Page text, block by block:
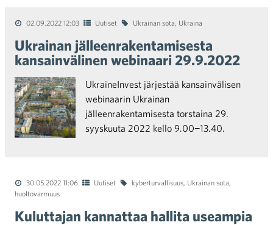
02.09.2022 12:03 Uutiset Ukrainan sota, Ukraina
Ukrainan jälleenrakentamisesta
kansainvälinen webinaari 29.9.2022
UkraineInvest järjestää kansainvälisen
webinaarin Ukrainan
jälleenrakentamisesta torstaina 29.
syyskuuta 2022 kello 9.00−13.40.
30.05.2022 11:06 Uutiset kyberturvallisuus, Ukrainan sota,
huoltovarmuus
Kuluttajan kannattaa hallita useampia